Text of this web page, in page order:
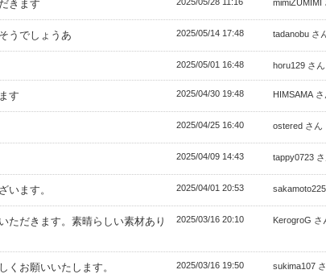
きます mimiZUMIMI
うでしょうあ 2025/05/14 17:48 tadanobu さ
2025/05/01 16:48 horu129 さん
す 2025/04/30 19:48 HIMSAMA さ
2025/04/25 16:40 ostered さん
2025/04/09 14:43 tappy0723 さ
います。 2025/04/01 20:53
ただきます。素晴らしい素材あり
2025/03/16 20:10 KerogroG さ
くお願いいたします。 2025/03/16 19:50 sukima107